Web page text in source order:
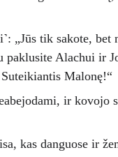
„Jūs tik sakote, bet
paklusite Alachui ir
Malonę!“
ir kovojo
kas danguose ir